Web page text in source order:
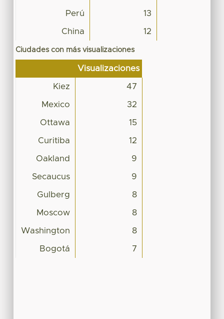
Perú 13
China 12
Ciudades con más visualizaciones
Visualizaciones
Kiez 47
Mexico 32
Ottawa 15
Curitiba 12
Oakland 9
Secaucus 9
Gulberg 8
Moscow 8
Washington 8
Bogotá 7